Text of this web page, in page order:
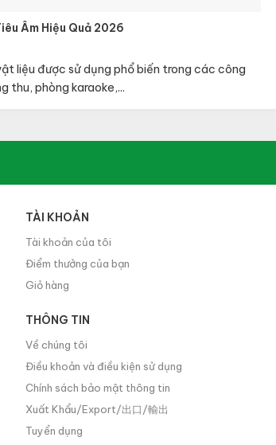
Âm Hiệu Quả 2026
liệu được sử dụng phổ biến trong các công
thu, phòng karaoke,...
TÀI KHOẢN
Tài khoản của tôi
Điểm thưởng của bạn
Giỏ hàng
THÔNG TIN
Về chúng tôi
Điều khoản và điều kiện sử dụng
Chính sách bảo mật thông tin
Xuất Khẩu/Export/出口/輸出
Tuyển dụng